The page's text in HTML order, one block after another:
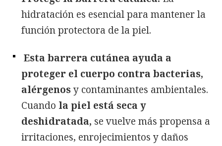
hidratación es esencial para mantener la
función protectora de la piel.
Esta barrera cutánea ayuda a
proteger el cuerpo contra bacterias,
alérgenosy contaminantes ambientales.
Cuando la piel está seca y
deshidratada, se vuelve más propensa a
irritaciones, enrojecimientos y daños